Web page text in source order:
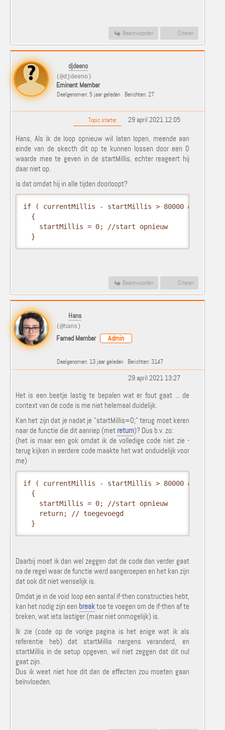
Beantwoorden Citeren
djdeeno
(@djdeeno)
Eminent Member
Deelgenomen: 5 jaar geleden Berichten: 27
Topic starter 29 april 2021 12:05
Hans, Als ik de loop opnieuw wil laten lopen, meende aan
einde van de skecth dit op te kunnen lossen door een 0
waarde mee te geven in de startMillis, echter reageert hij
daar niet op.
is dat omdat hij in alle tijden doorloopt?
if ( currentMillis - startMillis > 80000 &&
  {
    startMillis = 0; //start opnieuw
  }
Beantwoorden Citeren
Hans
(@hans)
Famed Member Admin
Deelgenomen: 13 jaar geleden Berichten: 3147
29 april 2021 13:27
Het is een beetje lastig te bepalen wat er fout gaat ... de
context van de code is me niet helemaal duidelijk.
Kan het zijn dat je nadat je "startMillis=0;" terug moet keren
naar de functie die dit aanriep (met return)? Dus b.v. zo:
(het is maar een gok omdat ik de volledige code niet zie -
terug kijken in eerdere code maakte het wat onduidelijk voor
me)
if ( currentMillis - startMillis > 80000 &&
  {
    startMillis = 0; //start opnieuw
    return; // toegevoegd
  }
Daarbij moet ik dan wel zeggen dat de code dan verder gaat
na de regel waar de functie werd aangeroepen en het kan zijn
dat ook dit niet wenselijk is.
Omdat je in de void loop een aantal if-then constructies hebt,
kan het nodig zijn een breaktoe te voegen om de if-then af te
breken, wat iets lastiger (maar niet onmogelijk) is.
Ik zie (code op de vorige pagina is het enige wat ik als
referentie heb) dat startMillis nergens veranderd, en
startMillis in de setup opgeven, wil niet zeggen dat dit nul
gaat zijn.
Dus ik weet niet hoe dit dan de effecten zou moeten gaan
beïnvloeden.